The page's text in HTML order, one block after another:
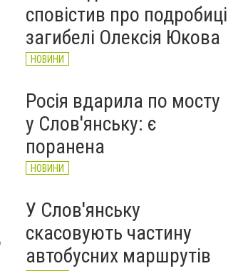
сповістив про подробиці
загибелі Олексія Юкова
НОВИНИ
Росія вдарила по мосту
у Слов'янську: є
поранена
НОВИНИ
У Слов'янську
скасовують частину
автобусних маршрутів